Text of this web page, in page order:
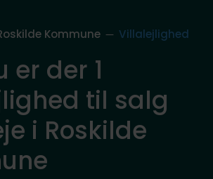
Kommune Villalejlighed
er der 1
til salg
i Roskilde